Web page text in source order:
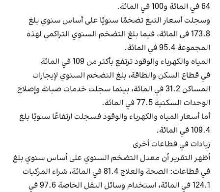
64 في المائة و100 في المائة.
وسجلت أسعار التبغ تضخمًا سنويًا على أساس سنوي بلغ
173.8 في المائة، فيما بلغ التضخم السنوي التراكمي لهذه
المجموعة 95.4 في المائة.
المياه والكهرباء والوقود ترتفع بأكثر من 109 في المائة
في قطاع السكن والطاقة، بلغ التضخم السنوي لإيجارات
المساكن 31.2 في المائة، بينما سجلت خدمات صيانة وإصلاح
الوحدات السكنية 77.5 في المائة.
أما أسعار المياه والكهرباء والوقود فسجلت ارتفاعًا سنويًا بلغ
109.4 في المائة.
زيادات في قطاعات أخرى
أظهر التقرير أن معدل التضخم السنوي على أساس سنوي بلغ
في قطاعات: الصحة والعلاج 81.4 في المائة، شراء المركبات
124.1 في المائة، استخدام وسائل النقل الخاصة 97.6 في